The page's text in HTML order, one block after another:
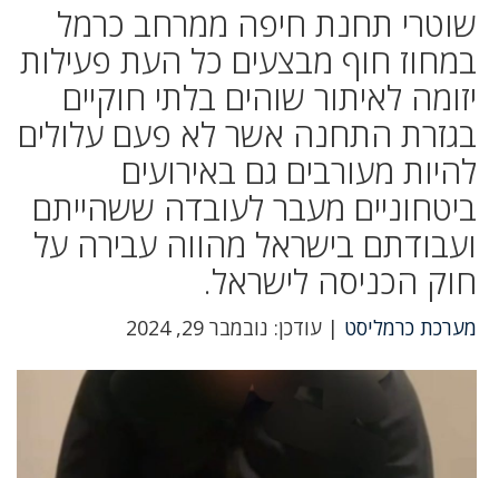
שוטרי תחנת חיפה ממרחב כרמל
במחוז חוף מבצעים כל העת פעילות
יזומה לאיתור שוהים בלתי חוקיים
בגזרת התחנה אשר לא פעם עלולים
להיות מעורבים גם באירועים
ביטחוניים מעבר לעובדה ששהייתם
ועבודתם בישראל מהווה עבירה על
חוק הכניסה לישראל.
מערכת כרמליסט | עודכן: נובמבר 29, 2024